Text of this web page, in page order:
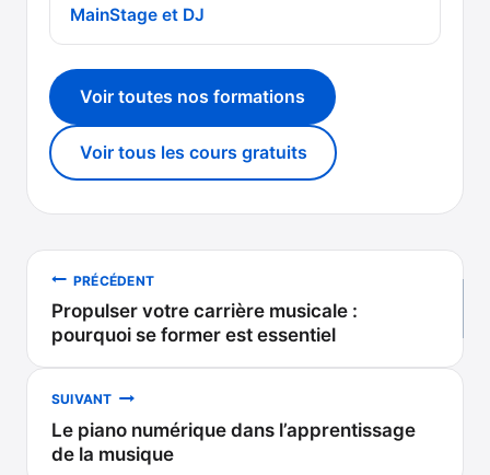
MainStage et DJ
Voir toutes nos formations
Voir tous les cours gratuits
Navigation
de
l’article
PRÉCÉDENT
Propulser votre carrière musicale :
pourquoi se former est essentiel
SUIVANT
Le piano numérique dans l’apprentissage
de la musique